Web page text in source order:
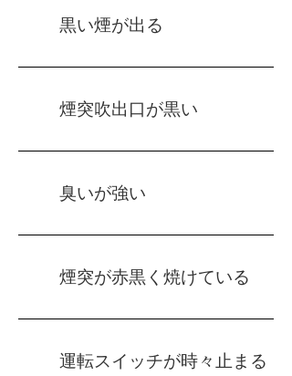
黒い煙が出る
煙突吹出口が黒い
臭いが強い
煙突が赤黒く焼けている
運転スイッチが時々止まる